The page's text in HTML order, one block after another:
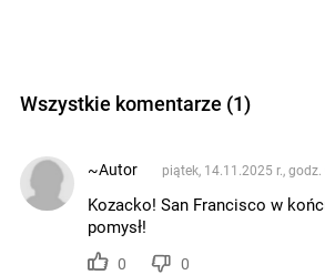
Wszystkie komentarze (1)
~Autor piątek, 14.11.2025 r.,
Kozacko! San Francisco w
pomysł!
0 0